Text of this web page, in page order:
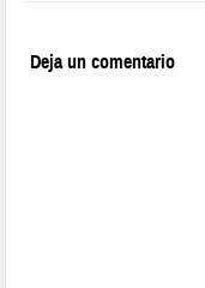
Deja un comentario